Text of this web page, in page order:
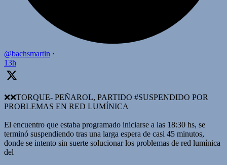
@bachsmartin ·
13h
❌️❌TORQUE- PEÑAROL, PARTIDO #SUSPENDIDO POR
PROBLEMAS EN RED LUMÍNICA
El encuentro que estaba programado iniciarse a las 18:30 hs, se
terminó suspendiendo tras una larga espera de casi 45 minutos,
donde se intento sin suerte solucionar los problemas de red lumínica
del